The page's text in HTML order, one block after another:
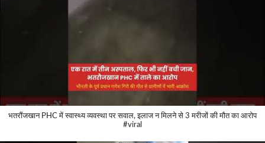
भतरौंजखान PHC में स्वास्थ्य व्यवस्था पर सवाल, इलाज न मिलने से 3 मरीजों की मौत का आरोप
#viral